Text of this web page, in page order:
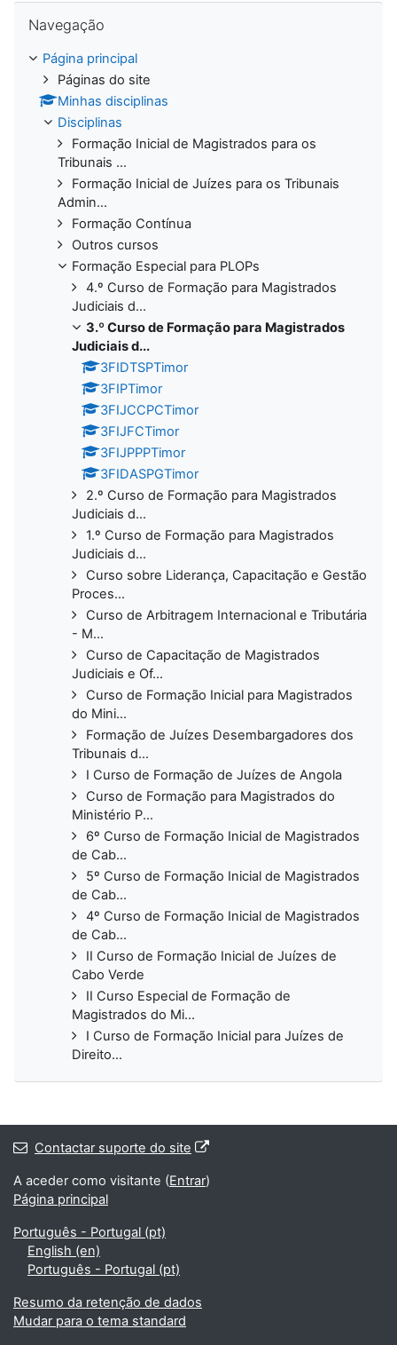
Navegação
Página principal
Páginas do site
Minhas disciplinas
Disciplinas
Formação Inicial de Magistrados para os
Tribunais ...
Formação Inicial de Juízes para os Tribunais
Admin...
Formação Contínua
Outros cursos
Formação Especial para PLOPs
4.º Curso de Formação para Magistrados
Judiciais d...
3.º Curso de Formação para Magistrados
Judiciais d...
3FIDTSPTimor
3FIPTimor
3FIJCCPCTimor
3FIJFCTimor
3FIJPPPTimor
3FIDASPGTimor
2.º Curso de Formação para Magistrados
Judiciais d...
1.º Curso de Formação para Magistrados
Judiciais d...
Curso sobre Liderança, Capacitação e Gestão
Proces...
Curso de Arbitragem Internacional e Tributária
- M...
Curso de Capacitação de Magistrados
Judiciais e Of...
Curso de Formação Inicial para Magistrados
do Mini...
Formação de Juízes Desembargadores dos
Tribunais d...
I Curso de Formação de Juízes de Angola
Curso de Formação para Magistrados do
Ministério P...
6º Curso de Formação Inicial de Magistrados
de Cab...
5º Curso de Formação Inicial de Magistrados
de Cab...
4º Curso de Formação Inicial de Magistrados
de Cab...
II Curso de Formação Inicial de Juízes de
Cabo Verde
II Curso Especial de Formação de
Magistrados do Mi...
I Curso de Formação Inicial para Juízes de
Direito...
Contactar suporte do site
A aceder como visitante (Entrar)
Página principal
Português - Portugal ‎(pt)‎
English ‎(en)‎
Português - Portugal ‎(pt)‎
Resumo da retenção de dados
Mudar para o tema standard